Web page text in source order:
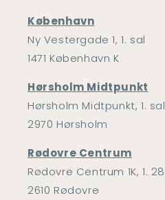
København
Ny Vestergade 1, 1. sal
1471 København K
Hørsholm Midtpunkt
Hørsholm Midtpunkt, 1. sal
2970 Hørsholm
Rødovre Centrum
Rødovre Centrum 1K, 1. 28
2610 Rødovre